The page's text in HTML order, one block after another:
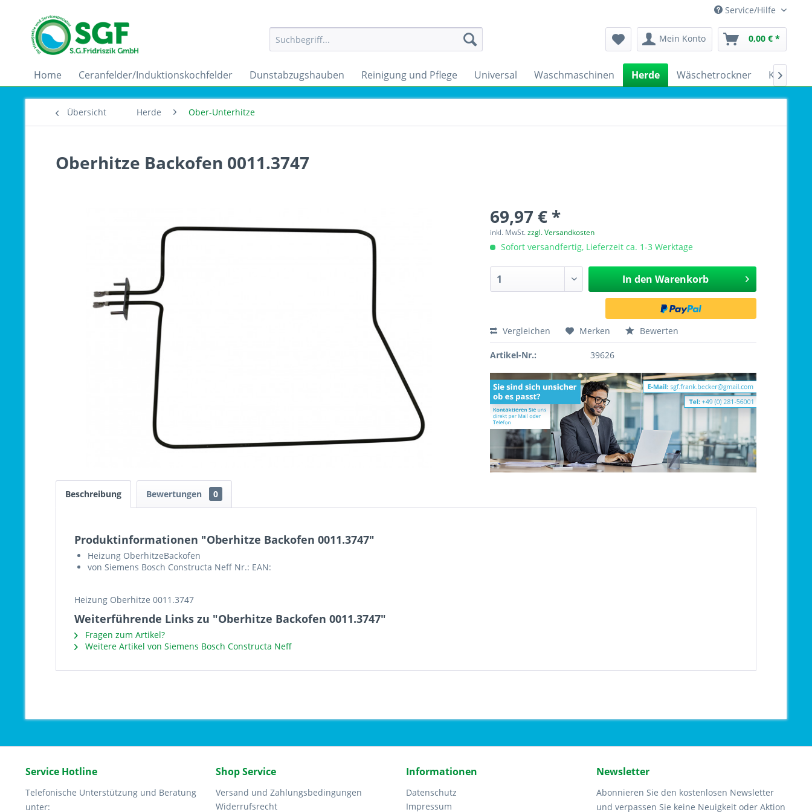
Service/Hilfe
Mein Konto 0,00 € *
Home Ceranfelder/Induktionskochfelder Dunstabzugshauben Reinigung und Pflege Universal Waschmaschinen Herde Wäschetrockner 
Übersicht Herde Ober-Unterhitze
Oberhitze Backofen 0011.3747
69,97 € *
inkl. MwSt.zzgl. Versandkosten
Sofort versandfertig, Lieferzeit ca. 1-3 Werktage
In den Warenkorb
Vergleichen Merken Bewerten
Artikel-Nr.: 39626
Beschreibung Bewertungen 0
Produktinformationen "Oberhitze Backofen 0011.3747"
Heizung OberhitzeBackofen
von Siemens Bosch Constructa Neff Nr.: EAN:
Heizung Oberhitze 0011.3747
Weiterführende Links zu "Oberhitze Backofen 0011.3747"
Fragen zum Artikel?
Weitere Artikel von Siemens Bosch Constructa Neff
Service Hotline
Telefonische Unterstützung und Beratung
unter:
Shop Service
Versand und Zahlungsbedingungen
Widerrufsrecht
Informationen
Datenschutz
Impressum
Newsletter
Abonnieren Sie den kostenlosen Newsletter
und verpassen Sie keine Neuigkeit oder Aktion